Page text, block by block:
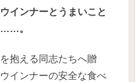
インナーとうまいこと
……。
抱える同志たちへ贈
インナーの安全な食べ